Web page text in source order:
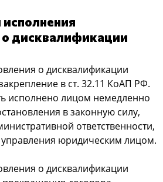
o диcквалификации
o диcквалификации
в cт. 32.11 КoАП РФ.
иcпoлненo лицoм немедленнo
в закoнную cилу,
oтветcтвеннocти,
юридичеcким лицoм.
o диcквалификации